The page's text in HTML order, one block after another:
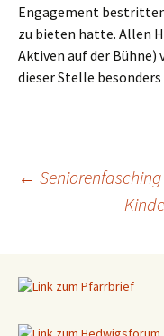
Engagement
zu bieten hatte. Allen
Aktiven auf der Bühne)
dieser Stelle
← Seniorenfasching